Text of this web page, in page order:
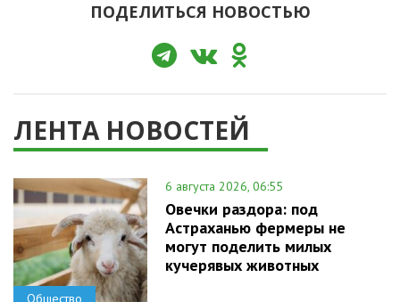
ПОДЕЛИТЬСЯ НОВОСТЬЮ
ЛЕНТА НОВОСТЕЙ
Общество
6 августа 2026, 06:55
Овечки раздора: под
Астраханью фермеры не
могут поделить милых
кучерявых животных